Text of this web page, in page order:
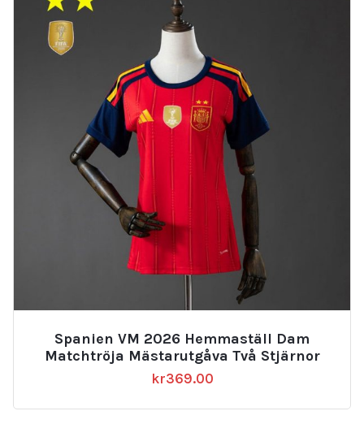
Spanien VM 2026 Hemmaställ Dam
Matchtröja Mästarutgåva Två Stjärnor
kr369.00